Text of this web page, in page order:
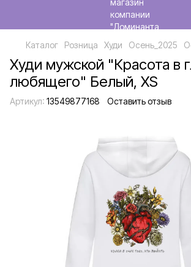
Каталог Розница Худи Осень_2025
Худи мужской "Красота в
любящего" Белый, XS
Артикул: 13549877168 Оставить отзыв